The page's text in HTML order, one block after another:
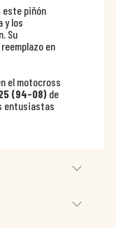
este piñón
y los
Su
en
el motocross
(94-08) de
entusiastas